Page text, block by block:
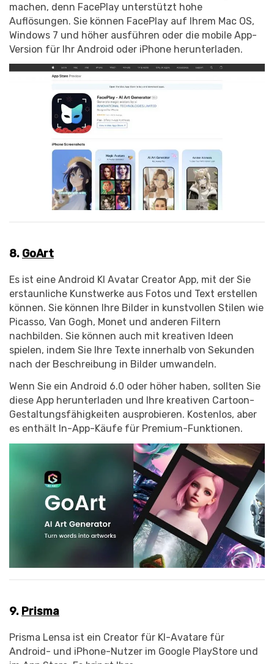
machen, denn FacePlay unterstützt hohe
Auflösungen. Sie können FacePlay auf Ihrem Mac OS,
Windows 7 und höher ausführen oder die mobile App-
Version für Ihr Android oder iPhone herunterladen.
8. GoArt
Es ist eine Android KI Avatar Creator App, mit der Sie
erstaunliche Kunstwerke aus Fotos und Text erstellen
können. Sie können Ihre Bilder in kunstvollen Stilen wie
Picasso, Van Gogh, Monet und anderen Filtern
nachbilden. Sie können auch mit kreativen Ideen
spielen, indem Sie Ihre Texte innerhalb von Sekunden
nach der Beschreibung in Bilder umwandeln.
Wenn Sie ein Android 6.0 oder höher haben, sollten Sie
diese App herunterladen und Ihre kreativen Cartoon-
Gestaltungsfähigkeiten ausprobieren. Kostenlos, aber
es enthält In-App-Käufe für Premium-Funktionen.
9. Prisma
Prisma Lensa ist ein Creator für KI-Avatare für
Android- und iPhone-Nutzer im Google PlayStore und